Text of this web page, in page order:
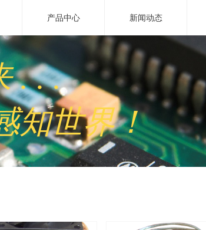
产品中心 新闻动态
. . .
知世界！